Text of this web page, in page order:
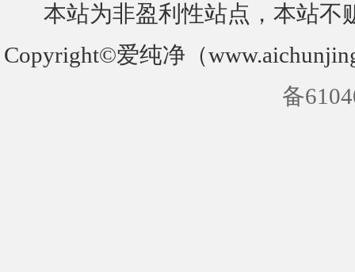
本站为非盈利性站点，本站不
Copyright©爱纯净（
备